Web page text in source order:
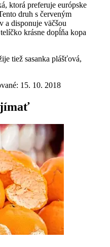
ktorá preferuje európske
druh s červeným
a disponuje väčšou
krásne dopĺňa kopa
tiež sasanka plášťová,
15. 10. 2018